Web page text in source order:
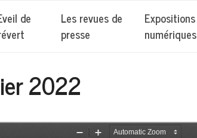
de
Les revues de
presse
Expositions
numériques
2022